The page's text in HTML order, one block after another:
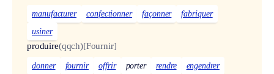
manufacturer confectionner façonner
fabriquer
usiner
produire(qqch)[Fournir]
donner fournir offrir porter rendre engendrer